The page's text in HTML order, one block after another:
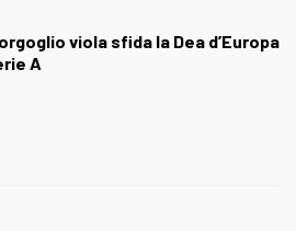
viola sfida la Dea d’Europa
A